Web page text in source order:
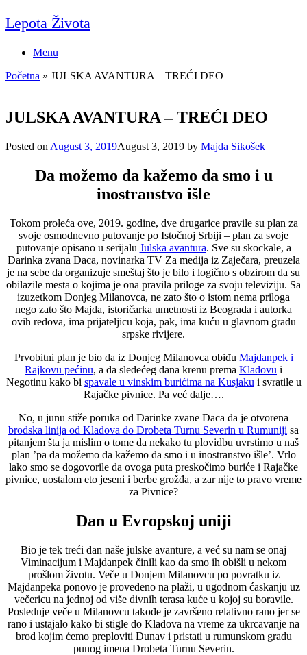
Skip
to
Lepota Života
Menu
Početna » JULSKA AVANTURA – TREĆI DEO
JULSKA AVANTURA – TREĆI DEO
Posted on August 3, 2019August 3, 2019 by Majda Sikošek
Da možemo da kažemo da smo i u
inostranstvo išle
Tokom proleća ove, 2019. godine, dve drugarice pravile su plan za
svoje osmodnevno putovanje po Istočnoj Srbiji – plan za svoje
putovanje opisano u serijalu Julska avantura. Sve su skockale, a
Darinka zvana Daca, novinarka TV Za medija iz Zaječara, preuzela
je na sebe da organizuje smeštaj što je bilo i logično s obzirom da su
obilazile mesta o kojima je ona pravila priloge za svoju televiziju. Sa
izuzetkom Donjeg Milanovca, ne zato što o istom nema priloga
nego zato što Majda, istoričarka umetnosti iz Beograda i autorka
ovih redova, ima prijateljicu koja, pak, ima kuću u glavnom gradu
srpske rivijere.
Prvobitni plan je bio da iz Donjeg Milanovca obiđu Majdanpek i
Rajkovu pećinu, a da sledećeg dana krenu prema Kladovu i
Negotinu kako bi spavale u vinskim burićima na Kusjaku i svratile u
Rajačke pivnice. Pa već dalje….
No, u junu stiže poruka od Darinke zvane Daca da je otvorena
brodska linija od Kladova do Drobeta Turnu Severin u Rumuniji sa
pitanjem šta ja mislim o tome da nekako tu plovidbu uvrstimo u naš
plan ’pa da možemo da kažemo da smo i u inostranstvo išle’. Vrlo
lako smo se dogovorile da ovoga puta preskočimo buriće i Rajačke
pivnice, uostalom eto jeseni i berbe grožđa, a zar nije to pravo vreme
za Pivnice?
Dan u Evropskoj uniji
Bio je tek treći dan naše julske avanture, a već su nam se onaj
Viminacijum i Majdanpek činili kao da smo ih obišli u nekom
prošlom životu. Veče u Donjem Milanovcu po povratku iz
Majdanpeka ponovo je provedeno na plaži, u ugodnom ćaskanju uz
večericu na jednoj od više divnih terasa kuće u kojoj su boravile.
Poslednje veče u Milanovcu takođe je završeno relativno rano jer se
rano i ustajalo kako bi stigle do Kladova na vreme za ukrcavanje na
brod kojim ćemo preploviti Dunav i pristati u rumunskom gradu
punog imena Drobeta Turnu Severin.